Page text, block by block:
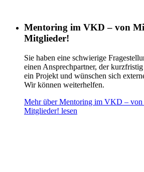
Mentoring im VKD – von
Mitglieder!
Sie haben eine schwierige
einen Ansprechpartner, der
ein Projekt und wünschen sich
Wir können weiterhelfen.
Mehr über Mentoring im VKD –
Mitglieder! lesen